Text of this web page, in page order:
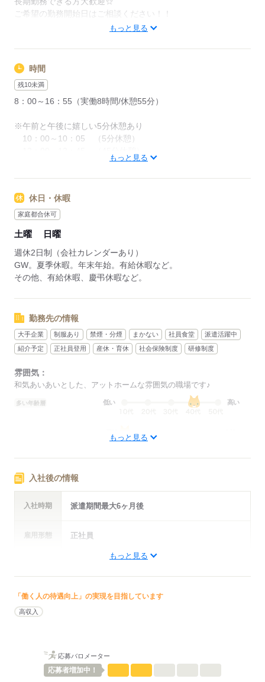
応募する
ご希望の勤務開始日はご相談ください！！
応募する
もっと見る
時間
残10未満
8：00～16：55（実働8時間/休憩55分）
※午前と午後に嬉しい5分休憩あり
10：00～10：05 （5分休憩）
15：00～15：05 （5分休憩）
もっと見る
休日・休暇
家庭都合休可
土曜 日曜
週休2日制（会社カレンダーあり）
GW。夏季休暇。年末年始。有給休暇など。
その他、有給休暇、慶弔休暇など。
勤務先の情報
大手企業 制服あり 禁煙・分煙 まかない 社員食堂
派遣活躍中
紹介予定
正社員登用 産休・育休 社会保険制度 研修制度
雰囲気：
和気あいあいとした、アットホームな雰囲気の職場です♪
多い年齢層 低い 高い
しずか にぎやか
配属先部署：
人数 10人
業界メーカー関連
従業員数30～99人
もっと見る
入社後の情報
入社時期 派遣期間最大6ヶ月後
雇用形態 正社員
給与例
休日・
休暇
福利厚生
12月】 退職金あり【勤続3年以上から支給】 交通
費支給（社内規定有）・車通勤可能（無料駐車場
完備）・制服貸与・夏場の空調服貸与・夏場の水
もっと見る
「働く人の待遇向上」の実現を目指しています
高収入
応募バロメーター
応募者増加中！